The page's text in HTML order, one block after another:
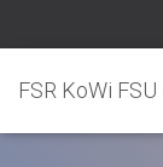
FSR KoWi